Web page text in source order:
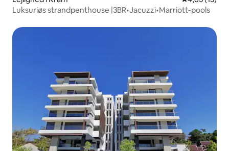
Luksuriøs strandpenthouse |3BR•Jacuzzi•Marriott-pools